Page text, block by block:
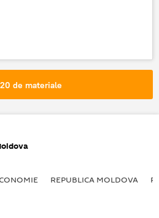
de materiale
REPUBLICA MOLDOVA